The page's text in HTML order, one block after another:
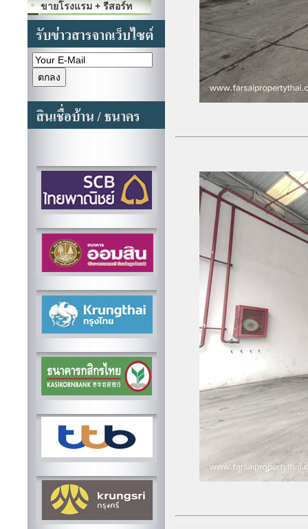
ขายโรงแรม + รีสอร์ท